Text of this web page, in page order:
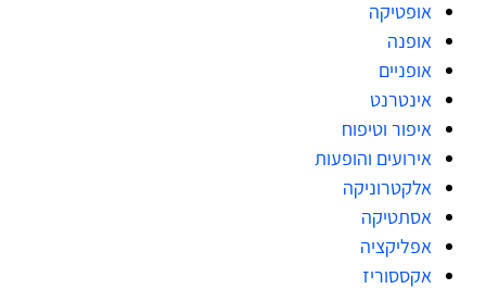
אופטיקה
אופנה
אופניים
אינטרנט
איפור וטיפוח
אירועים והופעות
אלקטרוניקה
אסתטיקה
אפליקציה
אקססוריז